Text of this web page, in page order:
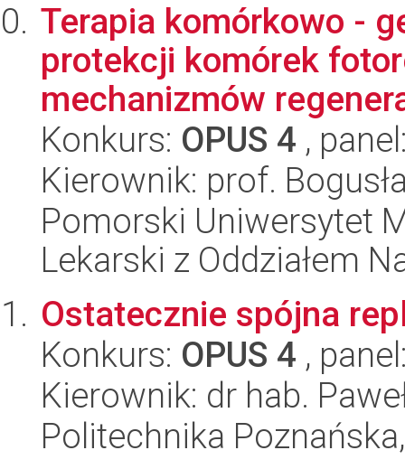
Terapia komórkowo -
protekcji komórek
mechanizmów
Konkurs: OPUS 4 ,
Kierownik: prof.
Pomorski Uniwersytet
Lekarski z Oddziałem
Ostatecznie spójna
Konkurs: OPUS 4 ,
Kierownik: dr hab.
Politechnika